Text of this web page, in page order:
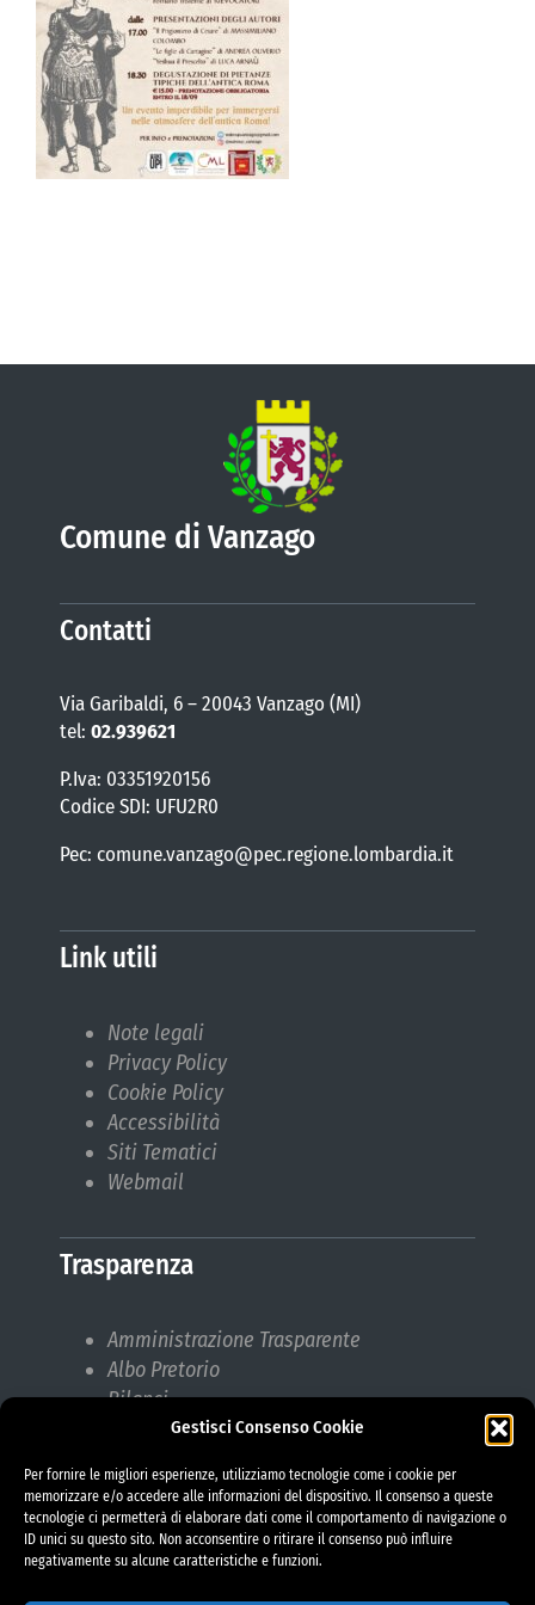
Gestisci Consenso Cookie
Per fornire le migliori esperienze, utilizziamo tecnologie come i cookie per
memorizzare e/o accedere alle informazioni del dispositivo. Il consenso a queste
tecnologie ci permetterà di elaborare dati come il comportamento di navigazione o
ID unici su questo sito. Non acconsentire o ritirare il consenso può influire
negativamente su alcune caratteristiche e funzioni.
VIVERE VANZAGO
COMUNICAZIONE
Comune di Vanzago
Contatti
Via Garibaldi, 6 – 20043 Vanzago (MI)
tel: 02.939621
P.Iva: 03351920156
Codice SDI: UFU2R0
Pec: comune.vanzago@pec.regione.lombardia.it
Link utili
Note legali
Privacy Policy
Cookie Policy
Accessibilità
Siti Tematici
Webmail
Trasparenza
Amministrazione Trasparente
Albo Pretorio
Bilanci
Bandi di gara
Responsabile protezione dati (RPD)